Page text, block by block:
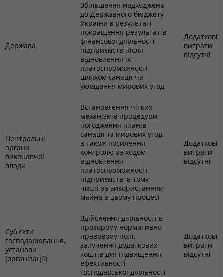
Держава
Збільшення надходжень
до Державного бюджету
України в результаті
покращення результатів
фінансової діяльності
підприємств після
відновлення їх
платоспроможності
шляхом санації чи
укладання мирових угод
Додаткові
витрати
відсутні
Центральні
органи
виконавчої
влади
Встановлення чітких
механізмів процедури
погодження планів
санації та мирових угод,
а також посилення
контролю за ходом
відновлення
платоспроможності
підприємств, в тому
числі за використанням
майна в цьому процесі
Додаткові
витрати
відсутні
Суб'єкти
господарювання,
установи
(організації)
Здійснення діяльності в
прозорому нормативно-
правовому полі,
залучення додаткових
коштів для підвищення
ефективності
господарської діяльності
Додаткові
витрати
відсутні